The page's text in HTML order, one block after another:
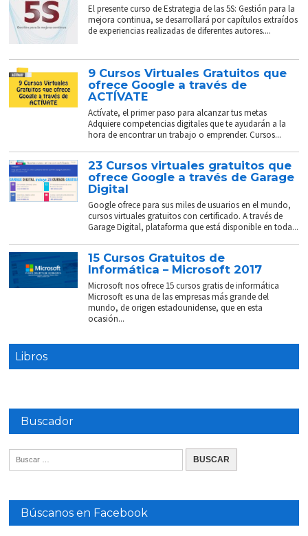
El presente curso de Estrategia de las 5S: Gestión para la
mejora continua, se desarrollará por capítulos extraídos
de experiencias realizadas de diferentes autores....
9 Cursos Virtuales Gratuitos que
ofrece Google a través de
ACTÍVATE
Actívate, el primer paso para alcanzar tus metas
Adquiere competencias digitales que te ayudarán a la
hora de encontrar un trabajo o emprender. Cursos...
23 Cursos virtuales gratuitos que
ofrece Google a través de Garage
Digital
Google ofrece para sus miles de usuarios en el mundo,
cursos virtuales gratuitos con certificado. A través de
Garage Digital, plataforma que está disponible en toda...
15 Cursos Gratuitos de
Informática – Microsoft 2017
Microsoft nos ofrece 15 cursos gratis de informática
Microsoft es una de las empresas más grande del
mundo, de origen estadounidense, que en esta
ocasión...
Libros
Buscador
Búscanos en Facebook